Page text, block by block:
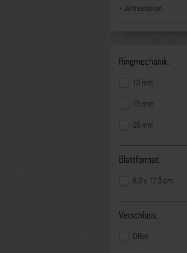
Jahresboxen
Ringmechanik:
10 mm
15 mm
20 mm
Blattformat:
8,0 x 12,5 cm
Verschluss:
Offen